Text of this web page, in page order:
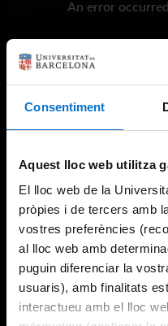
Consentiment
Aquest lloc web utilitza
El lloc web de la
pròpies i de tercers amb
vostres preferències
al lloc web amb
puguin diferenciar la
usuaris), amb finalitats
interactueu amb el lloc
An error